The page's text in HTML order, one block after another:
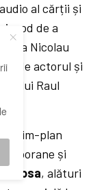
al cărții și
mod de a
Ana Nicolau
și de actorul și
lui Raul
prim-plan
și
Llosa, alături